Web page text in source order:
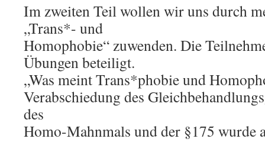
Im zweiten Teil wollen wir uns durch
„Trans*- und
Homophobie“ zuwenden. Die
Übungen beteiligt.
„Was meint Trans*phobie und
Verabschiedung des
des
Homo-Mahnmals und der §175 wurde